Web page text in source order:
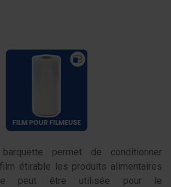
permet de conditionner
étirable les produits alimentaires
peut être utilisée pour le